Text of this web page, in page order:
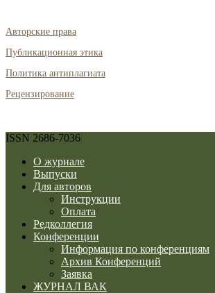
Авторские права
Публикационная этика
Политика антиплагиата
Рецензирование
ISSN 2686-7036
О журнале
Выпуски
Для авторов
Инструкции
Оплата
Редколлегия
Конференции
Информация по конференциям
Архив Конференций
Заявка
ЖУРНАЛ ВАК